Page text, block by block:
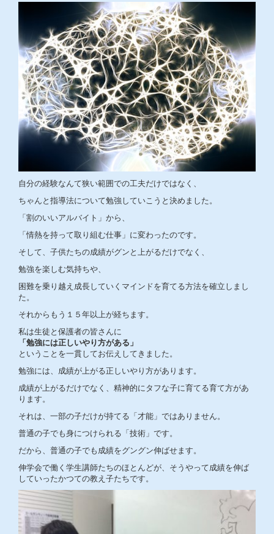
自分の経験なんて狭い範囲での工夫だけではなく、
ちゃんと指導法について勉強していこうと決めました。
「割のいいアルバイト」から、
「情熱を持って取り組む仕事」に変わったのです。
そして、子供たちの成績がグンと上がるだけでなく、
勉強を楽しむ気持ちや、
困難を乗り越え成長していくマインドを育てる方法を確立しまし
た。
それからもう１５年以上が経ちます。
私は生徒と保護者の皆さんに
「勉強には正しいやり方がある」
ということを一貫してお伝えしてきました。
勉強には、成績が上がる正しいやり方があります。
成績が上がるだけでなく、精神的にタフな子に育てる育て方があ
ります。
それは、一部の子だけが持てる「才能」ではありません。
普通の子でも身につけられる「技術」です。
だから、普通の子でも成績をグングン伸ばせます。
伸学会で働く学生講師たちのほとんどが、そうやって成績を伸ば
していったかつての教え子たちです。